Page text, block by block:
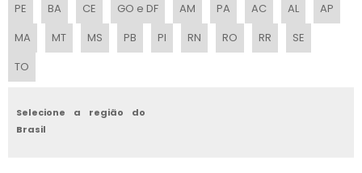
GUINDASTE A VENDA USADO
GUINDASTE DE TORRE
MARÍTIMA PLATAFORMA
PE
BA CE GO e DF AM PA AC AL
AP
MA
MT MS PB PI RN RO RR
SE
TO
Selecione a região do
Brasil